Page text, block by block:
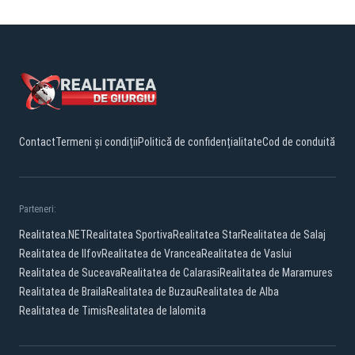
ContactTermeni și condițiiPolitică de confidențialitateCod de conduită
Parteneri:
Realitatea.NETRealitatea SportivaRealitatea StarRealitatea de Salaj
Realitatea de IlfovRealitatea de VranceaRealitatea de Vaslui
Realitatea de SuceavaRealitatea de CalarasiRealitatea de Maramures
Realitatea de BrailaRealitatea de BuzauRealitatea de Alba
Realitatea de TimisRealitatea de Ialomita